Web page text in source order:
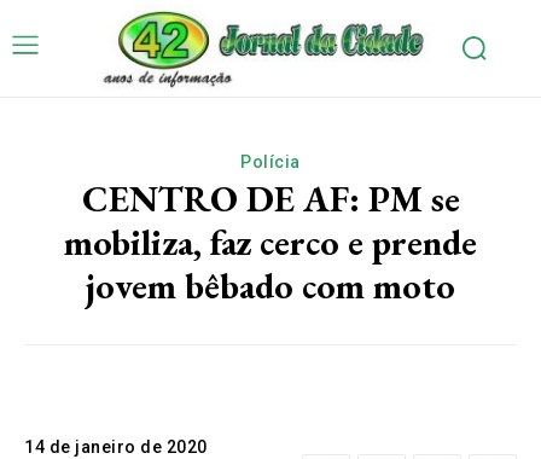
Polícia
CENTRO DE AF: PM se
mobiliza, faz cerco e prende
jovem bêbado com moto
14 de janeiro de 2020